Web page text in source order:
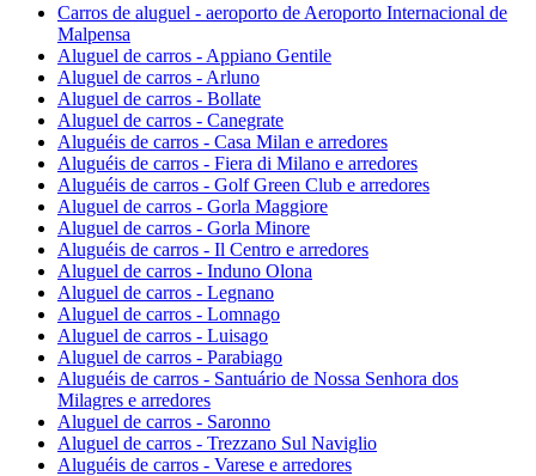
Carros de aluguel - aeroporto de Aeroporto Internacional de
Malpensa
Aluguel de carros - Appiano Gentile
Aluguel de carros - Arluno
Aluguel de carros - Bollate
Aluguel de carros - Canegrate
Aluguéis de carros - Casa Milan e arredores
Aluguéis de carros - Fiera di Milano e arredores
Aluguéis de carros - Golf Green Club e arredores
Aluguel de carros - Gorla Maggiore
Aluguel de carros - Gorla Minore
Aluguéis de carros - Il Centro e arredores
Aluguel de carros - Induno Olona
Aluguel de carros - Legnano
Aluguel de carros - Lomnago
Aluguel de carros - Luisago
Aluguel de carros - Parabiago
Aluguéis de carros - Santuário de Nossa Senhora dos
Milagres e arredores
Aluguel de carros - Saronno
Aluguel de carros - Trezzano Sul Naviglio
Aluguéis de carros - Varese e arredores